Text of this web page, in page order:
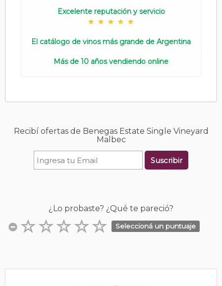
Excelente reputación y servicio
El catálogo de vinos más grande de Argentina
Más de 10 años vendiendo online
Recibí ofertas de Benegas Estate Single Vineyard
Malbec
Suscribir
¿Lo probaste? ¿Qué te pareció?
Seleccioná un puntuaje